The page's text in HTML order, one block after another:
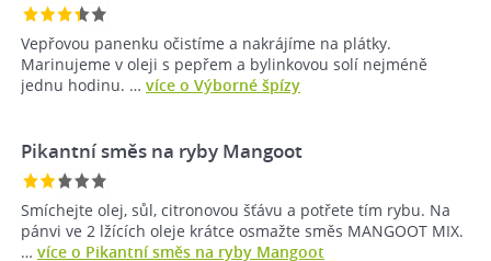
Vepřovou panenku očistíme a nakrájíme na plátky.
Marinujeme v oleji s pepřem a bylinkovou solí nejméně
jednu hodinu. … více o Výborné špízy
Pikantní směs na ryby Mangoot
Smíchejte olej, sůl, citronovou šťávu a potřete tím rybu. Na
pánvi ve 2 lžících oleje krátce osmažte směs MANGOOT MIX.
… více o Pikantní směs na ryby Mangoot